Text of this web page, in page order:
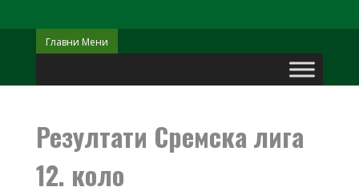
Главни Мени
Резултати Сремска лига
12. коло